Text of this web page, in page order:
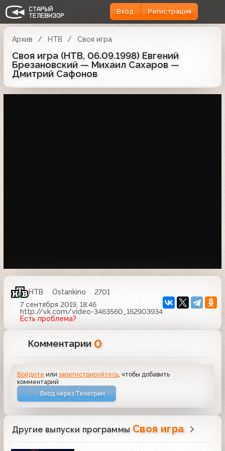
Вход Регистрация
Архив НТВ Своя игра
Своя игра (НТВ, 06.09.1998) Евгений
Брезановский — Михаил Сахаров —
Дмитрий Сафонов
НТВ Ostankino
2701
7 сентября 2019, 18:46
http://vk.com/video-3463560_162903934
Есть проблема?
Комментарии 0
Войдите илизарегистрируйтесь , чтобы добавить
комментарий
Вход через Телеграм
Другие выпуски программы Своя игра